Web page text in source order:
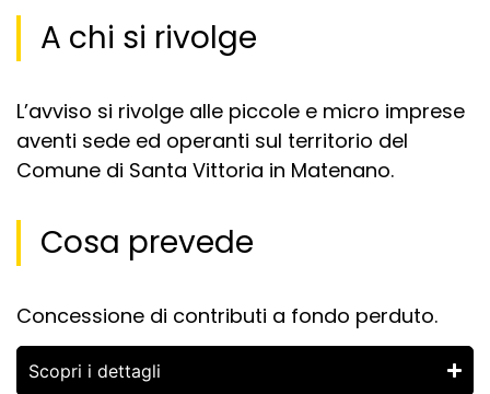
A chi si rivolge
L’avviso si rivolge alle piccole e micro imprese
aventi sede ed operanti sul territorio del
Comune di Santa Vittoria in Matenano.
Cosa prevede
Concessione di contributi a fondo perduto.
Scopri i dettagli